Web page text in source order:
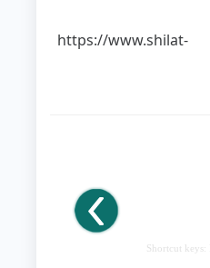
https://www.shilat-
Shortcut keys: